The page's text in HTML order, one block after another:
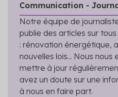
Communication -
Notre équipe de
publie des articles sur
: rénovation énergétique,
nouvelles lois... Nous nous
mettre à jour
avez un doute sur une
à nous en faire part.